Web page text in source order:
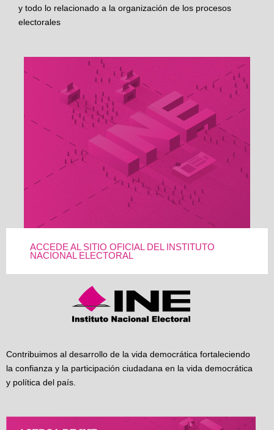
y todo lo relacionado a la organización de los procesos
electorales
ACCEDE AL SITIO OFICIAL DEL INSTITUTO
NACIONAL ELECTORAL
Contribuimos al desarrollo de la vida democrática fortaleciendo
la confianza y la participación ciudadana en la vida democrática
y política del país.